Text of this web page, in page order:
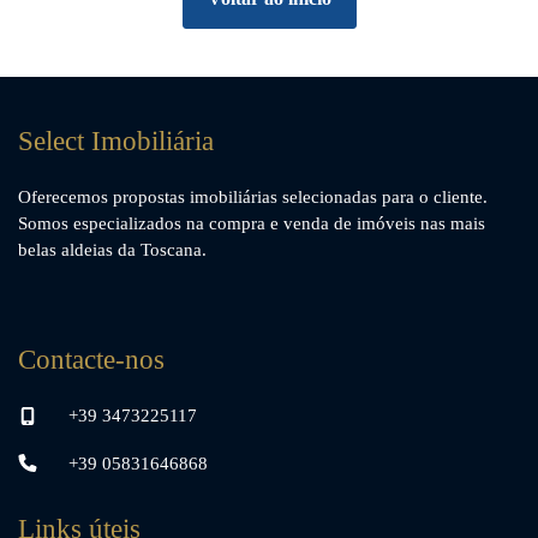
Select Imobiliária
Oferecemos propostas imobiliárias selecionadas para o cliente.
Somos especializados na compra e venda de imóveis nas mais
belas aldeias da Toscana.
Contacte-nos
+39 3473225117
+39 05831646868
Links úteis